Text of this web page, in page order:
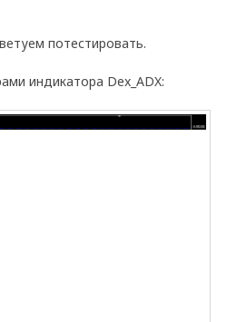
потестировать.
индикатора Dex_ADX: